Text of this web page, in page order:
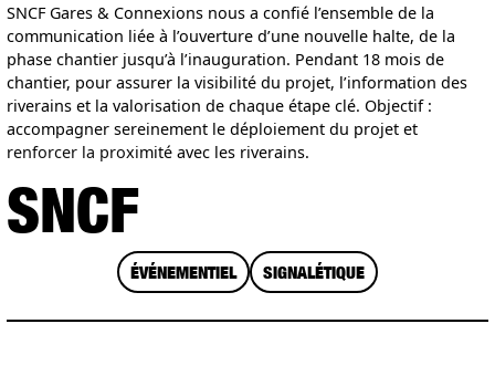
SNCF Gares & Connexions nous a confié l’ensemble de la
communication liée à l’ouverture d’une nouvelle halte, de la
phase chantier jusqu’à l’inauguration. Pendant 18 mois de
chantier, pour assurer la visibilité du projet, l’information des
riverains et la valorisation de chaque étape clé. Objectif :
accompagner sereinement le déploiement du projet et
renforcer la proximité avec les riverains.
SNCF
ÉVÉNEMENTIEL SIGNALÉTIQUE